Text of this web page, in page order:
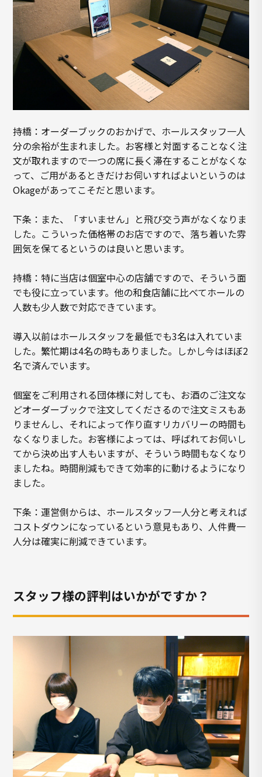
持橋：オーダーブックのおかげで、ホールスタッフ一人
分の余裕が生まれました。お客様と対面することなく注
文が取れますので一つの席に長く滞在することがなくな
って、ご用があるときだけお伺いすればよいというのは
Okageがあってこそだと思います。
下条：また、「すいません」と飛び交う声がなくなりま
した。こういった価格帯のお店ですので、落ち着いた雰
囲気を保てるというのは良いと思います。
持橋：特に当店は個室中心の店舗ですので、そういう面
でも役に立っています。他の和食店舗に比べてホールの
人数も少人数で対応できています。
導入以前はホールスタッフを最低でも3名は入れていま
した。繁忙期は4名の時もありました。しかし今はほぼ2
名で済んでいます。
個室をご利用される団体様に対しても、お酒のご注文な
どオーダーブックで注文してくださるので注文ミスもあ
りませんし、それによって作り直すリカバリーの時間も
なくなりました。お客様によっては、呼ばれてお伺いし
てから決め出す人もいますが、そういう時間もなくなり
ましたね。時間削減もできて効率的に動けるようになり
ました。
下条：運営側からは、ホールスタッフ一人分と考えれば
コストダウンになっているという意見もあり、人件費一
人分は確実に削減できています。
スタッフ様の評判はいかがですか？